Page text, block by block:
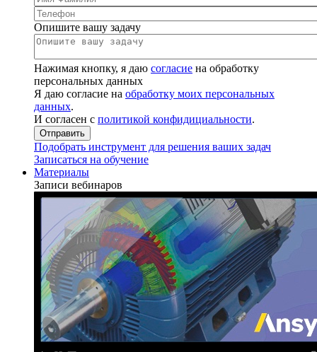
Опишите вашу задачу
Нажимая кнопку, я даю согласие на обработку
персональных данных
Я даю согласие на обработку моих персональных
данных.
И согласен с политикой конфидициальности.
Подобрать инструмент для решения ваших задач
Записаться на обучение
Материалы
Записи вебинаров